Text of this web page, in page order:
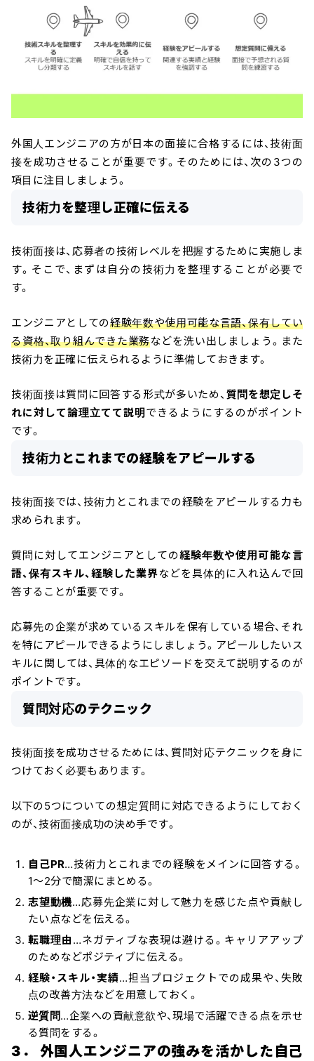
外国人エンジニアの方が日本の面接に合格するには、技術面
接を成功させることが重要です。そのためには、次の3つの
項目に注目しましょう。
技術力を整理し正確に伝える
技術面接は、応募者の技術レベルを把握するために実施しま
す。そこで、まずは自分の技術力を整理することが必要で
す。
エンジニアとしての経験年数や使用可能な言語、保有してい
る資格、取り組んできた業務などを洗い出しましょう。また
技術力を正確に伝えられるように準備しておきます。
技術面接は質問に回答する形式が多いため、 質問を想定しそ
れに対して論理立てて説明できるようにするのがポイント
です。
技術力とこれまでの経験をアピールする
技術面接では、技術力とこれまでの経験をアピールする力も
求められます。
質問に対してエンジニアとしての経験年数や使用可能な言
語、保有スキル、経験した業界などを具体的に入れ込んで回
答することが重要です。
応募先の企業が求めているスキルを保有している場合、それ
を特にアピールできるようにしましょう。アピールしたいス
キルに関しては、具体的なエピソードを交えて説明するのが
ポイントです。
質問対応のテクニック
技術面接を成功させるためには、質問対応テクニックを身に
つけておく必要もあります。
以下の5つについての想定質問に対応できるようにしておく
のが、技術面接成功の決め手です。
自己PR…技術力とこれまでの経験をメインに回答する。
1〜2分で簡潔にまとめる。
志望動機…応募先企業に対して魅力を感じた点や貢献し
たい点などを伝える。
転職理由 …ネガティブな表現は避ける。キャリアアップ
のためなどポジティブに伝える。
経験・スキル・実績…担当プロジェクトでの成果や、失敗
点の改善方法などを用意しておく。
逆質問…企業への貢献意欲や、現場で活躍できる点を示せ
る質問をする。
3． 外国人エンジニアの強みを活かした自己